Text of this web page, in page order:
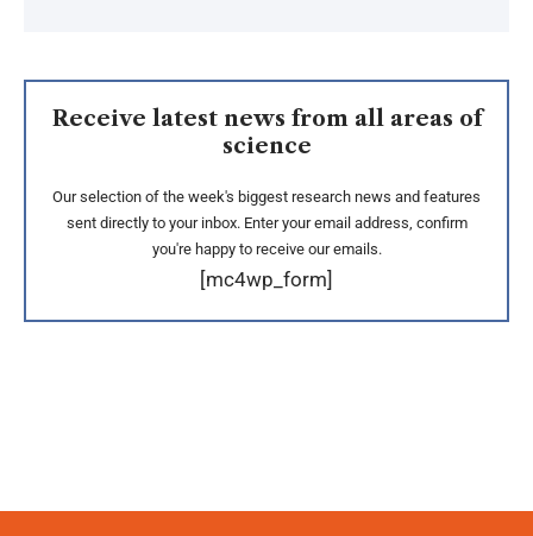
Receive latest news from all areas of
science
Our selection of the week's biggest research news and features
sent directly to your inbox. Enter your email address, confirm
you're happy to receive our emails.
[mc4wp_form]